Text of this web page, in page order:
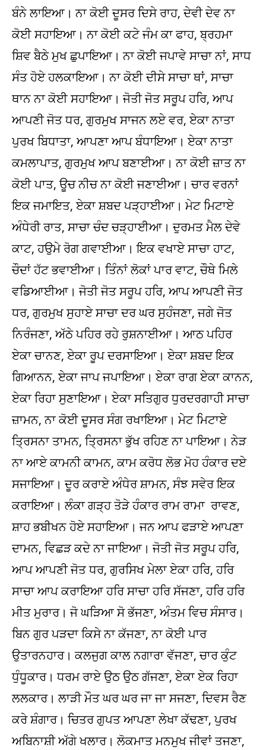
ਬੰਨੇ ਲਾਇਆ। ਨਾ ਕੋਈ ਦੂਸਰ ਦਿਸੇ ਰਾਹ, ਦੇਵੀ ਦੇਵ ਨਾ
ਕੋਈ ਸਹਾਇਆ। ਨਾ ਕੋਈ ਕਟੇ ਜੰਮ ਕਾ ਫਾਹ, ਬ੍ਰਹਮਾ
ਸ਼ਿਵ ਬੈਠੇ ਮੁਖ ਛੁਪਾਇਆ। ਨਾ ਕੋਈ ਜਪਾਵੇ ਸਾਚਾ ਨਾਂ, ਸਾਧ
ਸੰਤ ਹੋਏ ਹਲਕਾਇਆ। ਨਾ ਕੋਈ ਦੀਸੇ ਸਾਚਾ ਥਾਂ, ਸਾਚਾ
ਥਾਨ ਨਾ ਕੋਈ ਸਹਾਇਆ। ਜੋਤੀ ਜੋਤ ਸਰੂਪ ਹਰਿ, ਆਪ
ਆਪਣੀ ਜੋਤ ਧਰ, ਗੁਰਮੁਖ ਸਾਜਨ ਲਏ ਵਰ, ਏਕਾ ਨਾਤਾ
ਪੁਰਖ ਬਿਧਾਤਾ, ਆਪਣਾ ਆਪ ਬੰਧਾਇਆ। ਏਕਾ ਨਾਤਾ
ਕਮਲਾਪਾਤ, ਗੁਰਮੁਖ ਆਪ ਬਣਾਈਆ। ਨਾ ਕੋਈ ਜ਼ਾਤ ਨਾ
ਕੋਈ ਪਾਤ, ਊਚ ਨੀਚ ਨਾ ਕੋਈ ਜਣਾਈਆ। ਚਾਰ ਵਰਨਾਂ
ਇਕ ਜਮਾਇਤ, ਏਕਾ ਸ਼ਬਦ ਪੜ੍ਹਾਈਆ। ਮੇਟ ਮਿਟਾਏ
ਅੰਧੇਰੀ ਰਾਤ, ਸਾਚਾ ਚੰਦ ਚੜ੍ਹਾਈਆ। ਦੁਰਮਤ ਮੈਲ ਦੇਵੇ
ਕਾਟ, ਹਉਮੇ ਰੋਗ ਗਵਾਈਆ। ਇਕ ਵਖਾਏ ਸਾਚਾ ਹਾਟ,
ਚੌਦਾਂ ਹੱਟ ਭਵਾਈਆ। ਤਿੰਨਾਂ ਲੋਕਾਂ ਪਾਰ ਵਾਟ, ਚੌਥੇ ਮਿਲੇ
ਵਡਿਆਈਆ। ਜੋਤੀ ਜੋਤ ਸਰੂਪ ਹਰਿ, ਆਪ ਆਪਣੀ ਜੋਤ
ਧਰ, ਗੁਰਮੁਖ ਸੁਹਾਏ ਸਾਚਾ ਦਰ ਘਰ ਸੁਹੰਜਣਾ, ਜਗੇ ਜੋਤ
ਨਿਰੰਜਣਾ, ਅੱਠੇ ਪਹਿਰ ਰਹੇ ਰੁਸ਼ਨਾਈਆ। ਆਠ ਪਹਿਰ
ਏਕਾ ਚਾਨਣ, ਏਕਾ ਰੂਪ ਦਰਸਾਇਆ। ਏਕਾ ਸ਼ਬਦ ਇਕ
ਗਿਆਨਨ, ਏਕਾ ਜਾਪ ਜਪਾਇਆ। ਏਕਾ ਰਾਗ ਏਕਾ ਕਾਨਨ,
ਏਕਾ ਰਿਹਾ ਸੁਣਾਇਆ। ਏਕਾ ਸਤਿਗੁਰ ਧੁਰਦਰਗਾਹੀ ਸਾਚਾ
ਜ਼ਾਮਨ, ਨਾ ਕੋਈ ਦੂਸਰ ਸੰਗ ਰਖਾਇਆ। ਮੇਟ ਮਿਟਾਏ
ਤ੍ਰਿਸਨਾ ਤਾਮਨ, ਤ੍ਰਿਸਨਾ ਭੁੱਖ ਰਹਿਣ ਨਾ ਪਾਇਆ। ਨੇੜ
ਨਾ ਆਏ ਕਾਮਨੀ ਕਾਮਨ, ਕਾਮ ਕਰੋਧ ਲੋਭ ਮੋਹ ਹੰਕਾਰ ਦਏ
ਸਜਾਇਆ। ਦੂਰ ਕਰਾਏ ਅੰਧੇਰ ਸ਼ਾਮਨ, ਸੰਝ ਸਵੇਰ ਇਕ
ਕਰਾਇਆ। ਲੰਕਾ ਗੜ੍ਹ ਤੋੜੇ ਹੰਕਾਰ ਰਾਮ ਰਾਮਾ ਰਾਵਣ,
ਸ਼ਾਹ ਭਬੀਖਨ ਹੋਏ ਸਹਾਇਆ। ਜਨ ਆਪ ਫੜਾਏ ਆਪਣਾ
ਦਾਮਨ, ਵਿਛੜ ਕਦੇ ਨਾ ਜਾਇਆ। ਜੋਤੀ ਜੋਤ ਸਰੂਪ ਹਰਿ,
ਆਪ ਆਪਣੀ ਜੋਤ ਧਰ, ਗੁਰਸਿਖ ਮੇਲਾ ਏਕਾ ਹਰਿ, ਹਰਿ
ਸਾਚਾ ਆਪ ਕਰਾਇਆ ਹਰਿ ਸਾਚਾ ਹਰਿ ਸੱਜਣਾ, ਹਰਿ ਹਰਿ
ਮੀਤ ਮੁਰਾਰ। ਜੋ ਘੜਿਆ ਸੋ ਭੱਜਣਾ, ਅੰਤਮ ਵਿਚ ਸੰਸਾਰ।
ਬਿਨ ਗੁਰ ਪੜਦਾ ਕਿਸੇ ਨਾ ਕੱਜਣਾ, ਨਾ ਕੋਈ ਪਾਰ
ਉਤਾਰਨਹਾਰ। ਕਲਜੁਗ ਕਾਲ ਨਗਾਰਾ ਵੱਜਣਾ, ਚਾਰ ਕੁੰਟ
ਧੁੰਧੂਕਾਰ। ਧਰਮ ਰਾਏ ਉਠ ਉਠ ਗੱਜਣਾ, ਏਕਾ ਏਕ ਰਿਹਾ
ਲਲਕਾਰ। ਲਾੜੀ ਮੌਤ ਘਰ ਘਰ ਜਾ ਜਾ ਸਜਣਾ, ਦਿਵਸ ਰੈਣ
ਕਰੇ ਸ਼ੰਗਾਰ। ਚਿਤਰ ਗੁਪਤ ਆਪਣਾ ਲੇਖਾ ਕੱਢਣਾ, ਪੁਰਖ
ਅਬਿਨਾਸ਼ੀ ਅੱਗੇ ਖਲਾਰ। ਲੋਕਮਾਤ ਮਨਮੁਖ ਜੀਵਾਂ ਤਜਣਾ,